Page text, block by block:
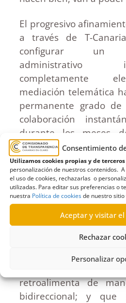
Consentimiento
Utilizamos cookies propias y de terceros
personalización de nuestros contenidos.
el uso de cookies, rechazarlas o
utilizadas. Para editar sus preferencias o
nuestra Política de cookiesde nuestro sitio
Aceptar y visitar
Rechazar
Personalizar
El progresivo
a través de T-
configurar un
administrativo
completamente
mediación telemática
permanente grado
colaboración
durante los meses
proceso, entre los
Comisionado de
más de 2.700
empleados en
subvencionadas
instituciones canarias y
privadas
subvenciones. “Las
y otros son la
retroalimenta de
bidireccional; y